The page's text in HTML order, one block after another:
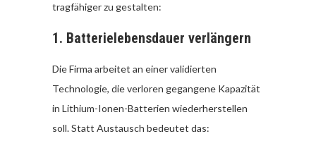
tragfähiger zu gestalten:
1. Batterielebensdauer verlängern
Die Firma arbeitet an einer validierten
Technologie, die verloren gegangene Kapazität
in Lithium-Ionen-Batterien wiederherstellen
soll. Statt Austausch bedeutet das: